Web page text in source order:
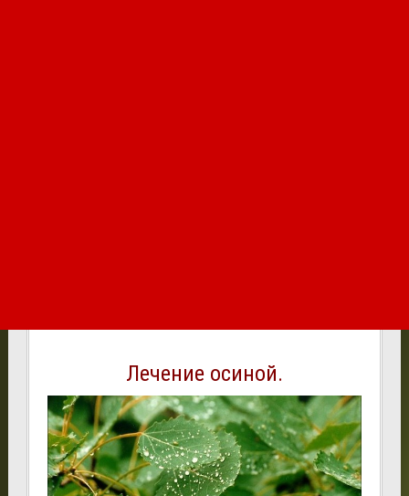
Лечение осиной.